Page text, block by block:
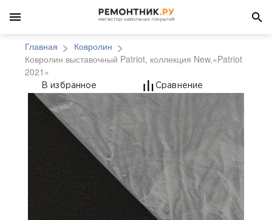
Главная
Ковролин
Ковролин выставочный Patriot, коллекция New,«Patriot
2021»
Ковролин
В избранное Сравнение